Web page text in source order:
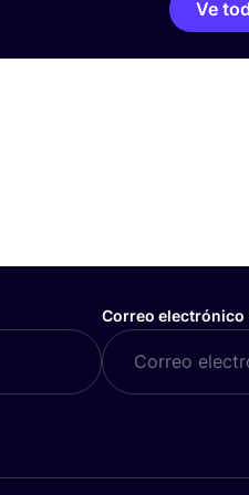
Ve
Correo electrónico